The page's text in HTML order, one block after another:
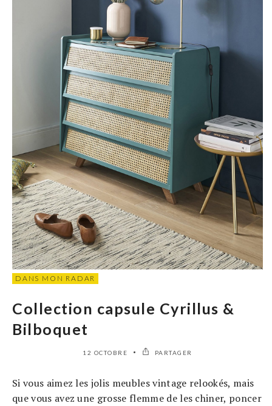
DANS MON RADAR
Collection capsule Cyrillus &
Bilboquet
12 OCTOBRE PARTAGER
Si vous aimez les jolis meubles vintage relookés, mais
que vous avez une grosse flemme de les chiner, poncer